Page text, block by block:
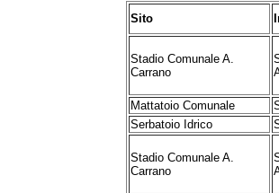
Sito
Stadio Comunale A.
Carrano
Mattatoio Comunale
Serbatoio Idrico
Stadio Comunale A.
Carrano